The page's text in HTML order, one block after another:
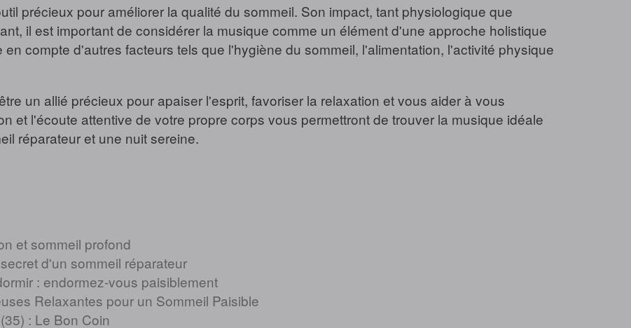
précieux pour améliorer la qualité du sommeil. Son impact, tant physiologique que
il est important de considérer la musique comme un élément d'une approche holistique
compte d'autres facteurs tels que l'hygiène du sommeil, l'alimentation, l'activité physique
un allié précieux pour apaiser l'esprit, favoriser la relaxation et vous aider à vous
et l'écoute attentive de votre propre corps vous permettront de trouver la musique idéale
réparateur et une nuit sereine.
et sommeil profond
d'un sommeil réparateur
: endormez-vous paisiblement
Relaxantes pour un Sommeil Paisible
: Le Bon Coin